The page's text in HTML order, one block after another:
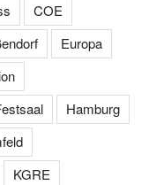
COE
Europa
Hamburg
KGRE